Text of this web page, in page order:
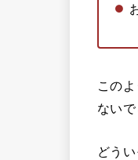
この
ないで
どう